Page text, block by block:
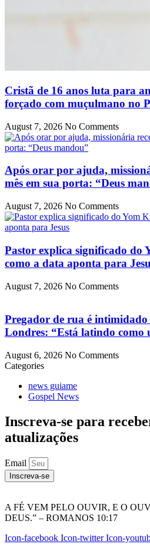
Cristã de 16 anos luta para
forçado com muçulmano no
August 7, 2026 No Comments
Após orar por ajuda,
mês em sua porta: “Deus
August 7, 2026 No Comments
Pastor explica significado do
como a data aponta para
August 7, 2026 No Comments
Pregador de rua é
Londres: “Está latindo como
August 6, 2026 No Comments
Categories
news guiame
Gospel News
Inscreva-se para
atualizações
Email
Inscreva-se
A FÉ VEM PELO OUVIR, E O
DEUS.” – ROMANOS 10:17
Icon-facebook Icon-twitter Icon-